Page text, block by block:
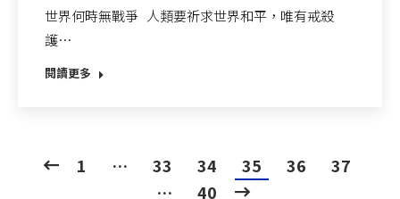
世界何時無戰爭 人類要祈求世界和平，唯有戒殺
護…
閱讀更多
1 … 33 34 35 36
37
…
40